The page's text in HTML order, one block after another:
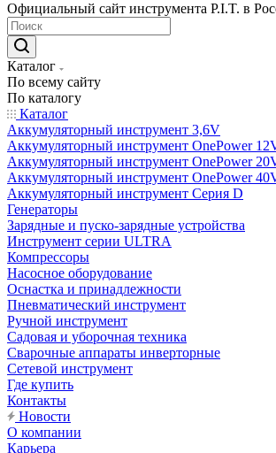
Официальный сайт инструмента P.I.T. в
Каталог
По всему сайту
По каталогу
Каталог
Аккумуляторный инструмент 3,6V
Аккумуляторный инструмент OnePower
Аккумуляторный инструмент OnePower
Аккумуляторный инструмент OnePower
Аккумуляторный инструмент Серия D
Генераторы
Зарядные и пуско-зарядные устройства
Инструмент серии ULTRA
Компрессоры
Насосное оборудование
Оснастка и принадлежности
Пневматический инструмент
Ручной инструмент
Садовая и уборочная техника
Сварочные аппараты инверторные
Сетевой инструмент
Где купить
Контакты
Новости
О компании
Карьера